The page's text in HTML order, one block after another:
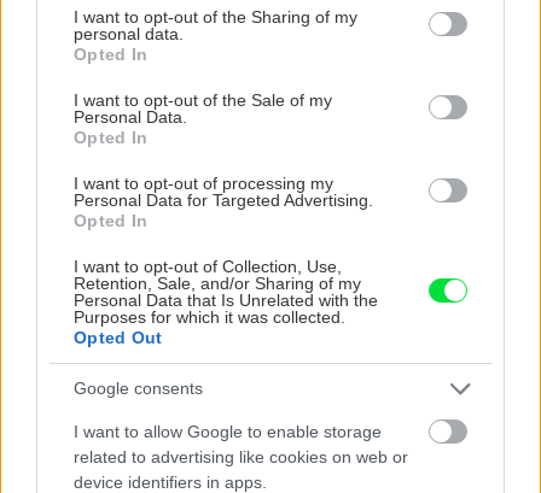
not limited to your visit or usage behaviour. You may click to
grant or deny consent to Google and its third-party tags to
use your data for below specified purposes in below Google
consent section.
I want to opt-out of the Sharing of my
personal data.
Opted In
I want to opt-out of the Sale of my
Personal Data.
Opted In
I want to opt-out of processing my
Personal Data for Targeted Advertising.
Opted In
I want to opt-out of Collection, Use,
Retention, Sale, and/or Sharing of my
Personal Data that Is Unrelated with the
Purposes for which it was collected.
Opted Out
Google consents
I want to allow Google to enable storage
related to advertising like cookies on web or
device identifiers in apps.
ZÁHRADA
5 trvaliek s
panašovanými listami,
ktoré dodajú vášmu
záhonu celosezónny
Trvalky, ktoré znesú
vysaďte na miesta, na
ktoré slnko svieti celý